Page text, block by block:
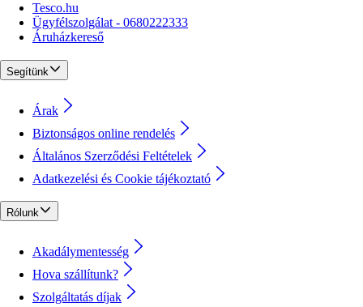
Tesco.hu
Ügyfélszolgálat - 0680222333
Áruházkereső
Segítünk
Árak
Biztonságos online rendelés
Általános Szerződési Feltételek
Adatkezelési és Cookie tájékoztató
Rólunk
Akadálymentesség
Hova szállítunk?
Szolgáltatás díjak